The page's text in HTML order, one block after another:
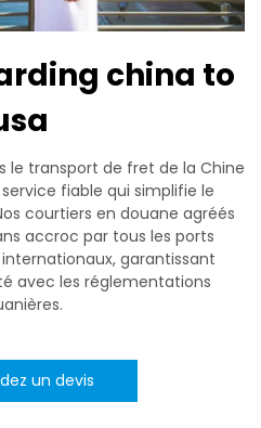
china to
le transport de fret de la Chine
fiable qui simplifie le
courtiers en douane agréés
accroc par tous les ports
garantissant
avec les réglementations
un devis